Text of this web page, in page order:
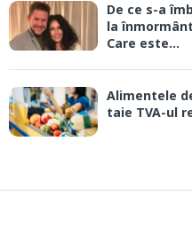
De ce s-a
la
Care este...
Alimentele
taie TVA-ul